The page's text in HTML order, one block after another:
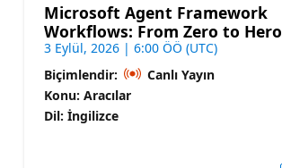
Microsoft Agent Framework
Workflows: From Zero to Hero
3 Eylül, 2026 | 6:00 ÖÖ (UTC)
Biçimlendir:
Canlı Yayın
Konu: Aracılar
Dil: İngilizce